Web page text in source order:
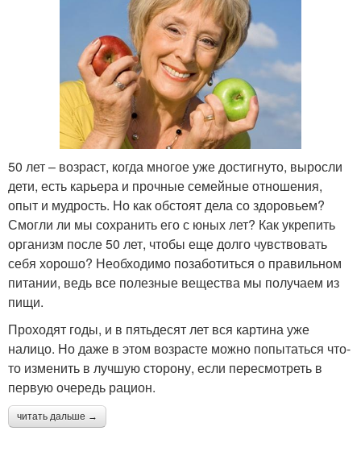
50 лет – возраст, когда многое уже достигнуто, выросли
дети, есть карьера и прочные семейные отношения,
опыт и мудрость. Но как обстоят дела со здоровьем?
Смогли ли мы сохранить его с юных лет? Как укрепить
организм после 50 лет, чтобы еще долго чувствовать
себя хорошо? Необходимо позаботиться о правильном
питании, ведь все полезные вещества мы получаем из
пищи.
Проходят годы, и в пятьдесят лет вся картина уже
налицо. Но даже в этом возрасте можно попытаться что-
то изменить в лучшую сторону, если пересмотреть в
первую очередь рацион.
читать дальше →